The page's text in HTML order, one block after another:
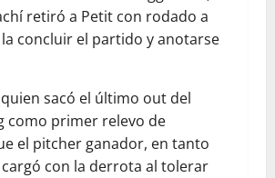
retiró a Petit con rodado a
concluir el partido y anotarse
sacó el último out del
como primer relevo de
el pitcher ganador, en tanto
con la derrota al tolerar